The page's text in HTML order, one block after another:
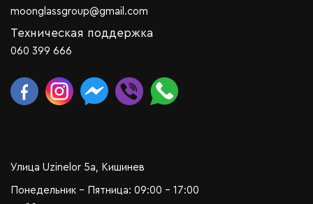
moonglassgroup@gmail.com
Техническая поддержка
060 399 666
Улица Uzinelor 5a, Кишинев
Понедельник - Пятница: 09:00 - 17:00